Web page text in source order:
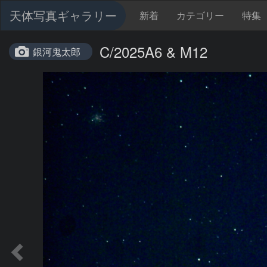
天体写真ギャラリー 新着 カテゴリー 特集
銀河鬼太郎 C/2025A6 & M12